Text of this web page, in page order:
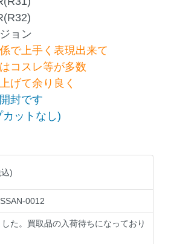
ョン
で上手く表現出来て
コスレ等が多数
げて余り良く
封です
ットなし)
)
0012
た。買取品の入荷待ちになっており